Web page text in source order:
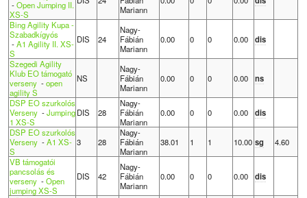
-Open Jumping II.
XS-S
Mariann
Bing Agility Kupa -
Szabadkígyós
-A1 Agility II. XS-
S
DIS 24
Nagy-
Fábián
Mariann
0.00 0 0 0.00 dis
Szegedi Agility
Klub EO támogató
verseny-open
agility S
NS
Nagy-
Fábián
Mariann
0.00 0 0 0.00 ns
DSP EO szurkolós
Verseny-Jumping
1 XS-S
DIS 28
Nagy-
Fábián
Mariann
0.00 0 0 0.00
dis
DSP EO szurkolós
Verseny-A1 XS-
S
3 28
Nagy-
Fábián
Mariann
38.01 1 1 10.00 sg
4.60
VB támogatói
pancsolás és
verseny -Open
jumping XS-S
DIS 42
Nagy-
Fábián
Mariann
0.00 0 0 0.00 dis